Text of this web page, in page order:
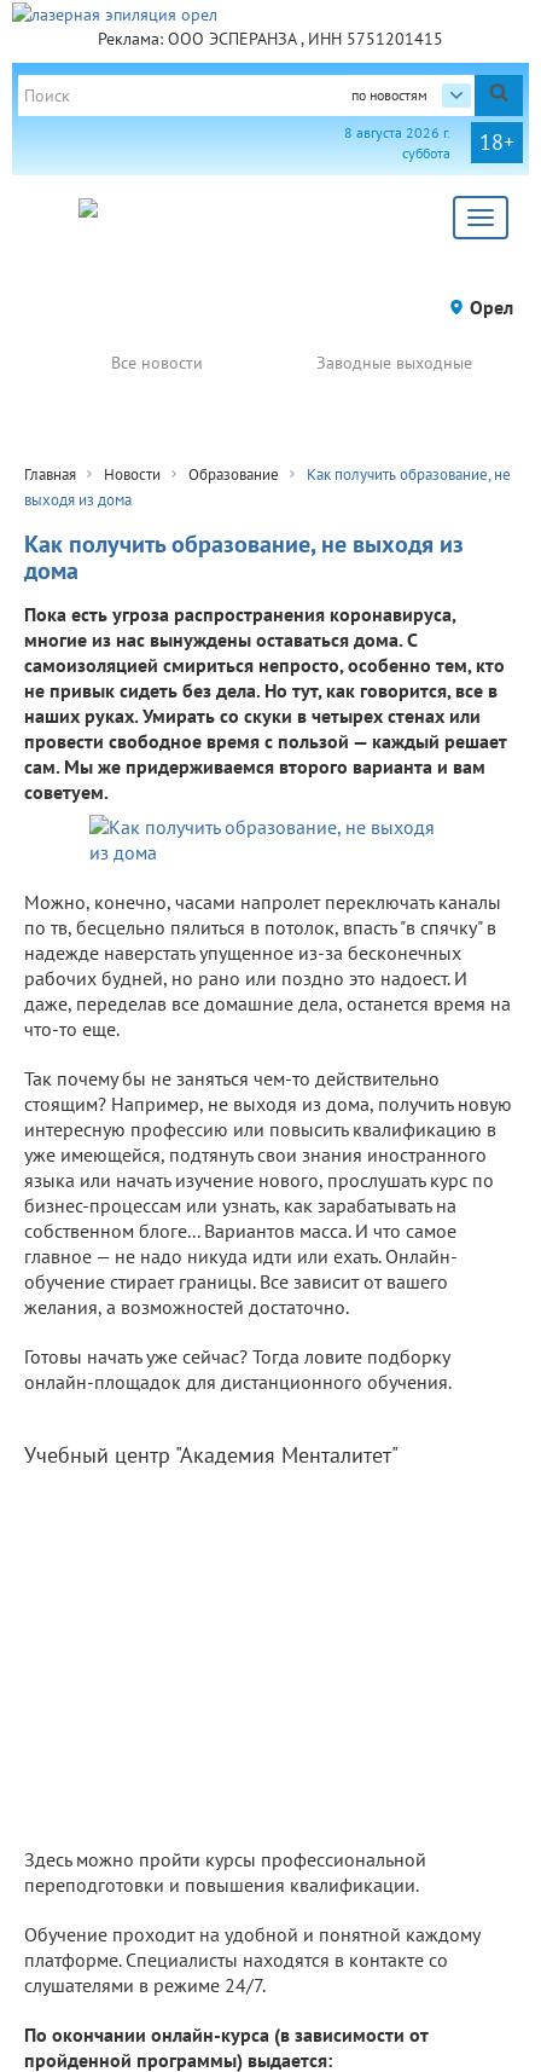
Реклама: ООО ЭСПЕРАНЗА , ИНН 5751201415
по новостям
18+
8 августа 2026 г.
суббота
Toggle
Орел
Все новости Заводные выходные
Главная Новости Образование
Как получить образование, не
выходя из дома
Как получить образование, не выходя из
дома
Пока есть угроза распространения коронавируса,
многие из нас вынуждены оставаться дома. С
самоизоляцией смириться непросто, особенно тем, кто
не привык сидеть без дела. Но тут, как говорится, все в
наших руках. Умирать со скуки в четырех стенах или
провести свободное время с пользой — каждый решает
сам. Мы же придерживаемся второго варианта и вам
советуем.
Можно, конечно, часами напролет переключать каналы
по тв, бесцельно пялиться в потолок, впасть "в спячку" в
надежде наверстать упущенное из-за бесконечных
рабочих будней, но рано или поздно это надоест. И
даже, переделав все домашние дела, останется время на
что-то еще.
Так почему бы не заняться чем-то действительно
стоящим? Например, не выходя из дома, получить новую
интересную профессию или повысить квалификацию в
уже имеющейся, подтянуть свои знания иностранного
языка или начать изучение нового, прослушать курс по
бизнес-процессам или узнать, как зарабатывать на
собственном блоге... Вариантов масса. И что самое
главное — не надо никуда идти или ехать. Онлайн-
обучение стирает границы. Все зависит от вашего
желания, а возможностей достаточно.
Готовы начать уже сейчас? Тогда ловите подборку
онлайн-площадок для дистанционного обучения.
Учебный центр "Академия Менталитет"
Здесь можно пройти курсы профессиональной
переподготовки и повышения квалификации.
Обучение проходит на удобной и понятной каждому
платформе. Специалисты находятся в контакте со
слушателями в режиме 24/7.
По окончании онлайн-курса (в зависимости от
пройденной программы) выдается: